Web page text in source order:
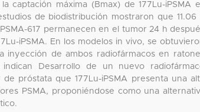
captación máxima (Bmax) de 177Lu-iPSMA
de biodistribución mostraron que 11.06
617 permanecen en el tumor 24 h
iPSMA. En los modelos in vivo, se
inyección de ambos radiofármacos en
Desarrollo de un nuevo
próstata que 177Lu-iPSMA presenta una
PSMA, proponiéndose como una